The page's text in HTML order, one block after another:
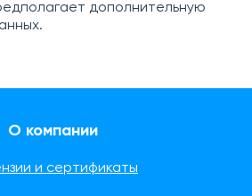
дополнительную
О компании
и сертификаты